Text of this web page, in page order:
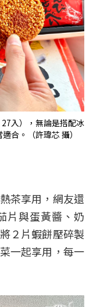
入），無論是搭配冰
合。（許瑋芯 攝）
茶享用，網友還
片與蛋黃醬、奶
２片蝦餅壓碎製
一起享用，每一